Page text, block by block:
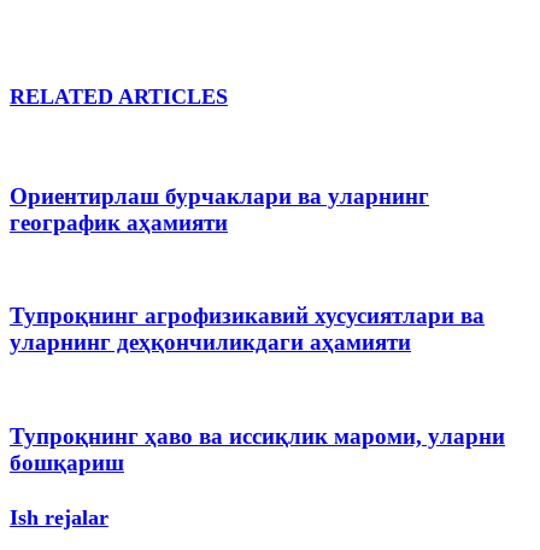
RELATED ARTICLES
Ориентирлаш бурчаклари ва уларнинг
географик аҳамияти
Тупроқнинг агрофизикавий хусусиятлари ва
уларнинг деҳқончиликдаги аҳамияти
Тупроқнинг ҳаво ва иссиқлик мароми, уларни
бошқариш
Ish rejalar